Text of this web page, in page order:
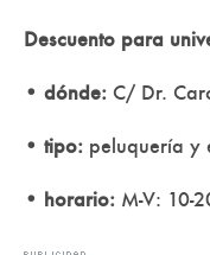
Descuento para
• dónde: C/ Dr.
• tipo: peluquería y
• horario: M-V: 10-